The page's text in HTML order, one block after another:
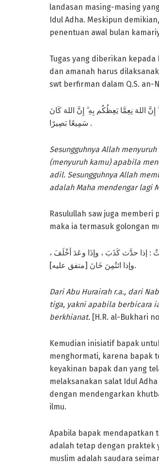
landasan masing-masing
Idul Adha. Meskipun
penentuan awal bulan
Tugas yang diberikan
dan amanah harus
swt berfirman dalam Q.S. an-
إِنَّ اللهَ نِعِمَّا يَعِظُكُم بِهِ ۗ إِنَّ اللهَ كَانَ
سَمِيعًا بَصِيرًا .
Sesungguhnya Allah
(menyuruh kamu) apabila
adil. Sesungguhnya Allah
adalah Maha mendengar lagi
Rasulullah saw juga
maka ia termasuk golongan
: إذا حدَّث كَذَبَ ، وإذَا وعَدَ أخْلَفَ ،
وإذا ائتُمِنَ خَانَ [متفق عليه].
Dari Abu Hurairah r.a., dari
tiga, yakni apabila berbicara
berkhianat. [H.R. al-Bukhari
Kemudian inisiatif bapak
menghormati, karena bapak
keyakinan bapak dan yang
melaksanakan salat Idul
dengan mendengarkan
ilmu.
Apabila bapak mendapatkan
adalah tetap dengan praktek
muslim adalah saudara